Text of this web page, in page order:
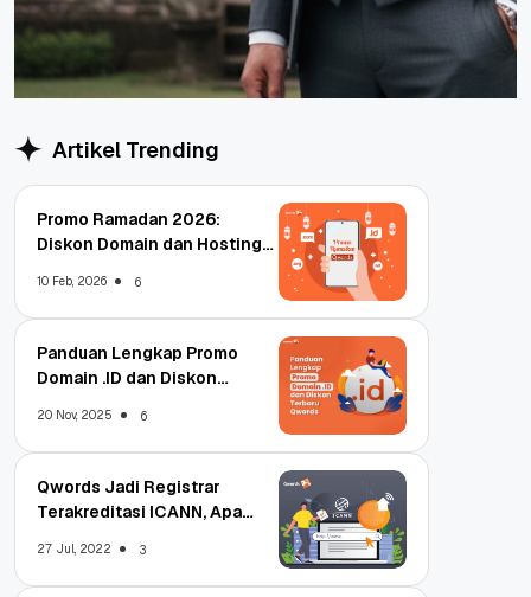
Artikel Trending
Promo Ramadan 2026:
Diskon Domain dan Hosting
10 Feb, 2026 6
Panduan Lengkap Promo
Domain .ID dan Diskon
20 Nov, 2025 6
Qwords Jadi Registrar
Terakreditasi ICANN, Apa
27 Jul, 2022 3